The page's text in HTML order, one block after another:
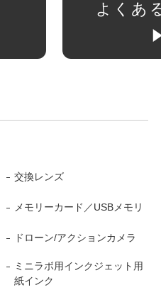
よくあ
交換レンズ
メモリーカード／USBメモリ
ドローン/アクションカメラ
ミニラボ用インクジェット用
紙インク